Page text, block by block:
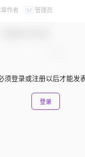
作者 M 管理员
须登录或注册以后才能发
登录